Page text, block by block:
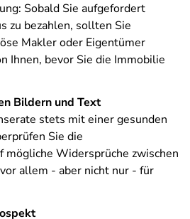
Sobald Sie aufgefordert
zu bezahlen, sollten Sie
Makler oder Eigentümer
Ihnen, bevor Sie die Immobilie
Bildern und Text
stets mit einer gesunden
Sie die
mögliche Widersprüche zwischen
allem ‑ aber nicht nur ‑ für